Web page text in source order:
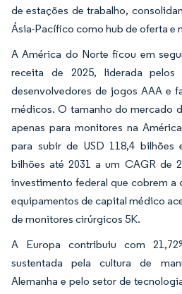
de estações de trabalho,
Ásia-Pacífico como hub de oferta e
A América do Norte ficou em
receita de 2025, liderada pelos
desenvolvedores de jogos AAA e
médicos. O tamanho do mercado
apenas para monitores na
para subir de USD 118,4 bilhões
bilhões até 2031 a um CAGR de
investimento federal que cobrem a
equipamentos de capital médico
de monitores cirúrgicos 5K.
A Europa contribuiu com
sustentada pela cultura de
Alemanha e pelo setor de